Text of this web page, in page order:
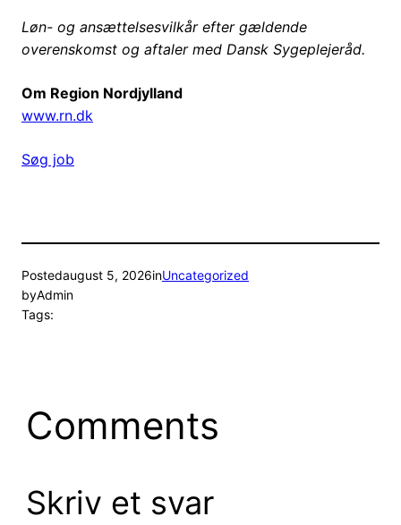
Løn- og ansættelsesvilkår efter gældende
overenskomst og aftaler med Dansk Sygeplejeråd.
Om Region Nordjylland
www.rn.dk
Søg job
Postedaugust 5, 2026inUncategorized
byAdmin
Tags:
Comments
Skriv et svar